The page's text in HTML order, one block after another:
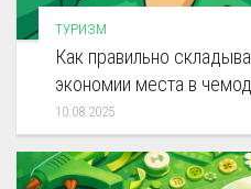
ТУРИЗМ
Как правильно
экономии места в
10.08.2025